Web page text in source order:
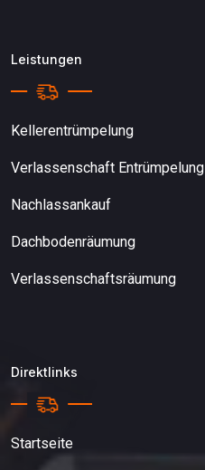
Leistungen
Kellerentrümpelung
Verlassenschaft Entrümpelung
Nachlassankauf
Dachbodenräumung
Verlassenschaftsräumung
Direktlinks
Startseite